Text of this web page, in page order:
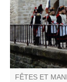
bals et feu
sur la place.
FÊTES ET